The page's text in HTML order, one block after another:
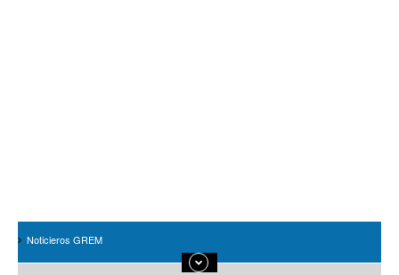
Noticieros GREM